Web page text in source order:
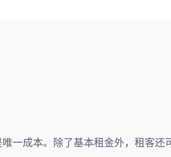
一成本。除了基本租金外，租客还